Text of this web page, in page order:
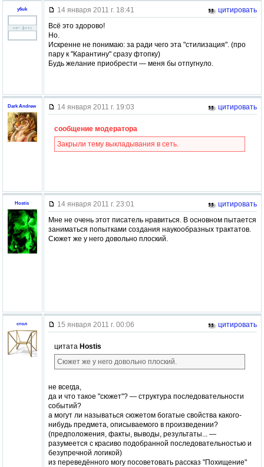
y6uk 14 января 2011 г. 18:41
цитировать
Всё это здорово!
Но.
Искренне не понимаю: за ради чего эта "стилизация". (про
пару к "Карантину" сразу фтопку)
Будь желание приобрести — меня бы отпугнуло.
Dark Andrew 14 января 2011 г. 19:03 цитировать
сообщение модератора
Закрыли тему выкладывания в сеть.
Hostis 14 января 2011 г. 23:01
цитировать
Мне не очень этот писатель нравиться. В основном пытается
заниматься попытками создания наукообразных трактатов.
Сюжет же у него довольно плоский.
стол 15 января 2011 г. 00:06 цитировать
цитата Hostis
Сюжет же у него довольно плоский.
не всегда,
да и что такое "сюжет"? — структура последовательности
событий?
а могут ли называться сюжетом богатые свойства какого-
нибудь предмета, описываемого в произведении?
(предположения, факты, выводы, результаты... —
разумеется с красиво подобранной последовательностью и
безупречной логикой)
из переведённого могу посоветовать рассказ "Похищение"